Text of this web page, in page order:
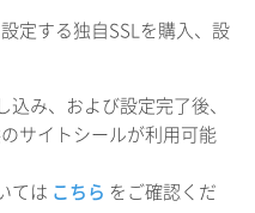
定する独自SSLを購入、設
み、および設定完了後、
サイトシールが利用可能
ては こちら をご確認くだ